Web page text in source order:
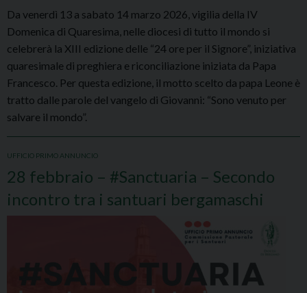
Da venerdì 13 a sabato 14 marzo 2026, vigilia della IV
Domenica di Quaresima, nelle diocesi di tutto il mondo si
celebrerà la XIII edizione delle “24 ore per il Signore”, iniziativa
quaresimale di preghiera e riconciliazione iniziata da Papa
Francesco. Per questa edizione, il motto scelto da papa Leone è
tratto dalle parole del vangelo di Giovanni: “Sono venuto per
salvare il mondo”.
UFFICIO PRIMO ANNUNCIO
28 febbraio – #Sanctuaria – Secondo
incontro tra i santuari bergamaschi